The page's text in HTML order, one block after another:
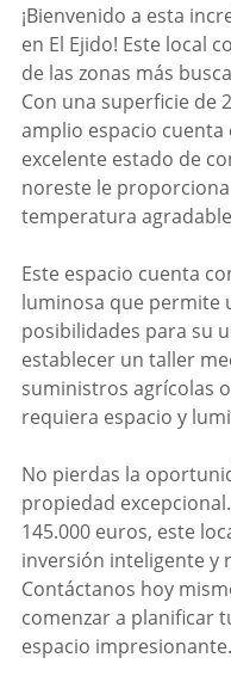
¡Bienvenido a esta
en El Ejido! Este local
de las zonas más
Con una superficie de
amplio espacio
excelente estado de
noreste le
temperatura
Este espacio cuenta
luminosa que permite
posibilidades para su
establecer un taller
suministros agrícolas
requiera espacio y
No pierdas la
propiedad
145.000 euros, este
inversión inteligente y
Contáctanos hoy
comenzar a planificar
espacio impresionante.